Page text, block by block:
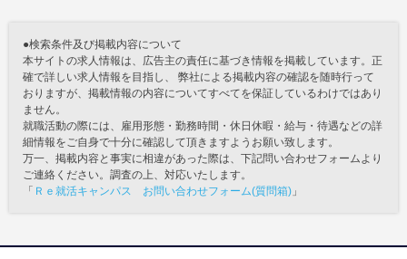
●検索条件及び掲載内容について
本サイトの求人情報は、広告主の責任に基づき情報を掲載しています。正
確で詳しい求人情報を目指し、 弊社による掲載内容の確認を随時行って
おりますが、掲載情報の内容についてすべてを保証しているわけではあり
ません。
就職活動の際には、雇用形態・勤務時間・休日休暇・給与・待遇などの詳
細情報をご自身で十分に確認して頂きますようお願い致します。
万一、掲載内容と事実に相違があった際は、下記問い合わせフォームより
ご連絡ください。調査の上、対応いたします。
「 Ｒｅ就活キャンパス お問い合わせフォーム(質問箱) 」